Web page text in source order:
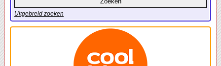
Uitgebreid zoeken